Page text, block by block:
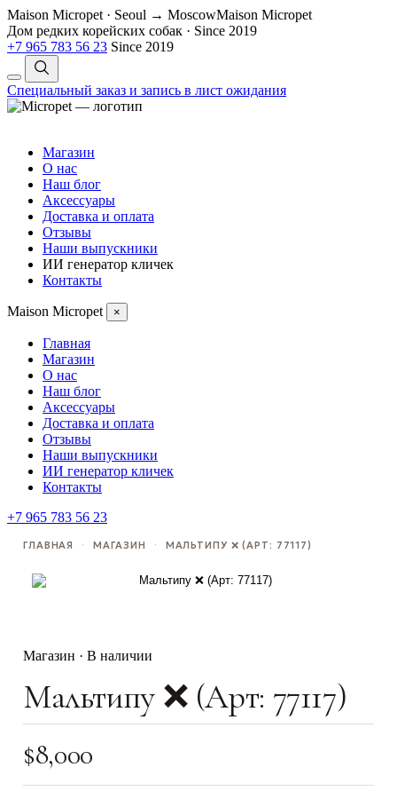
Maison Micropet · Seoul → MoscowMaison Micropet
Дом редких корейских собак · Since 2019
+7 965 783 56 23 Since 2019
Специальный заказ и запись в лист ожидания
Магазин
О нас
Наш блог
Аксессуары
Доставка и оплата
Отзывы
Наши выпускники
ИИ генератор кличек
Контакты
Maison Micropet ×
Главная
Магазин
О нас
Наш блог
Аксессуары
Доставка и оплата
Отзывы
Наши выпускники
ИИ генератор кличек
Контакты
+7 965 783 56 23
ГЛАВНАЯ · МАГАЗИН · МАЛЬТИПУ ❌ (АРТ: 77117)
Магазин · В наличии
Мальтипу ❌ (Арт: 77117)
$8,000